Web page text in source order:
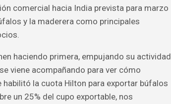
comercial hacia India prevista para marzo
y la maderera como principales
haciendo primera, empujando su actividad.
viene acompañando para ver cómo
la cuota Hilton para exportar búfalos
un 25% del cupo exportable, nos